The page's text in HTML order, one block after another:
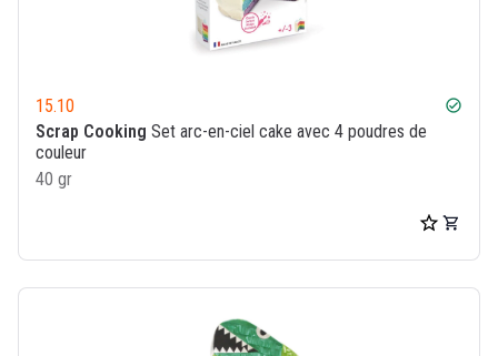
15.10 check_circle
Scrap Cooking Set arc-en-ciel cake avec 4 poudres de
couleur
40 gr